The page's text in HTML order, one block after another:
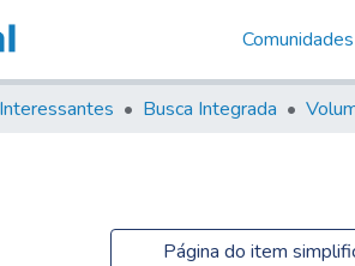
Busca Integrada
Página do item